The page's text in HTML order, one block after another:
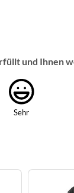
und Ihnen
Sehr